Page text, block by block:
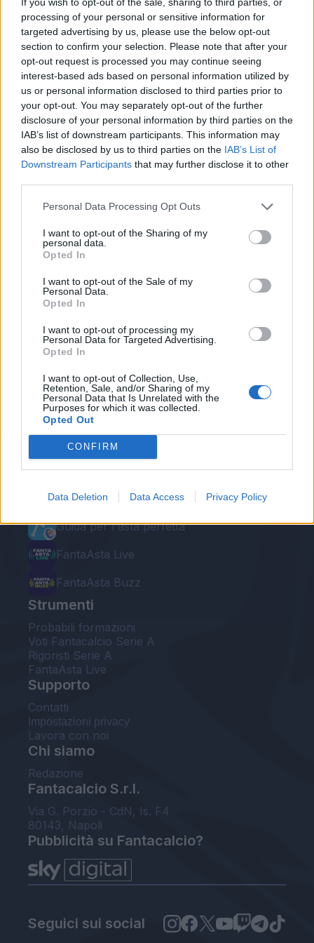
processing of your personal or sensitive information for
targeted advertising by us, please use the below opt-out
section to confirm your selection. Please note that after your
opt-out request is processed you may continue seeing
interest-based ads based on personal information utilized by
us or personal information disclosed to third parties prior to
your opt-out. You may separately opt-out of the further
disclosure of your personal information by third parties on the
IAB’s list of downstream participants. This information may
also be disclosed by us to third parties on the IAB’s List of
Downstream Participants that may further disclose it to other
Personal Data Processing Opt Outs
I want to opt-out of the Sharing of my
personal data.
Opted In
I want to opt-out of the Sale of my
Personal Data.
Opted In
I want to opt-out of processing my
Personal Data for Targeted Advertising.
Opted In
I want to opt-out of Collection, Use,
Retention, Sale, and/or Sharing of my
Personal Data that Is Unrelated with the
Purposes for which it was collected.
Opted Out
CONFIRM
Data Deletion Data Access Privacy Policy
fatto ancora sapere la società sull'entità
dell'infortunio, tuttavia ilPalermo resta in
apprensione per il suo trequartista.
C'è bisogno anche di lui in queste ultimetre
gare fondamentali per raggiungere la
salvezza:domenica match con la Samp, poi
Palermo-Fiorentina e il match contro l'Hellas. La
speranza è che sia un problema di poco conto e
che il giocatore rientri subito disponibile. E su
Autore
Redazione Fantacalcio.it
Le nostre app
Fantacalcio® Serie A Enilive
Leghe Fantacalcio® Serie A Enilive
EuroLeghe Fantacalcio®
Guida per l'asta perfetta
FantaAsta Live
FantaAsta Buzz
Strumenti
Probabili formazioni
Voti Fantacalcio Serie A
Rigoristi Serie A
FantaAsta Live
Supporto
Contatti
Impostazioni privacy
Lavora con noi
Chi siamo
Redazione
Fantacalcio S.r.l.
Via G. Porzio - CdN, Is. F4
80143, Napoli
Pubblicità su Fantacalcio?
Seguici sui social